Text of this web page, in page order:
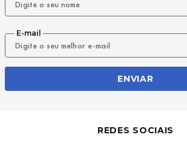
E-mail
ENVIAR
REDES SOCIAIS